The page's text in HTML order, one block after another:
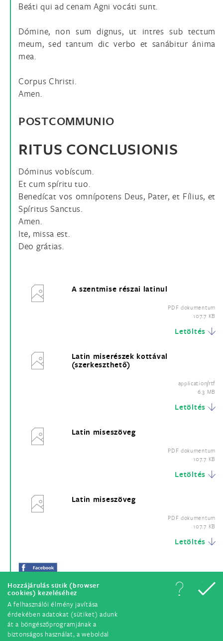
Hozzájárulás sütik (browser
cookies) kezeléséhez
A felhasználói élmény javítása
érdekében adatokat (sütiket) adunk
át a böngészőprogramjának a
biztonságos használat, a weboldal
Beáti qui ad cenam Agni vocáti sunt.
Dómine, non sum dignus, ut intres sub tectum
meum, sed tantum dic verbo et sanábitur ánima
mea.
Corpus Christi.
Amen.
POSTCOMMUNIO
RITUS CONCLUSIONIS
Dóminus vobíscum.
Et cum spíritu tuo.
Benedícat vos omnípotens Deus, Pater, et Fílius, et
Spíritus Sanctus.
Amen.
Ite, missa est.
Deo grátias.
A szentmise részai latinul
PDF dokumentum
107.7 KB
Letöltés
Latin miserészek kottával
(szerkeszthető)
application/rtf
6.3 MB
Letöltés
Latin miseszöveg
PDF dokumentum
107.7 KB
Letöltés
Latin miseszöveg
PDF dokumentum
107.7 KB
Letöltés